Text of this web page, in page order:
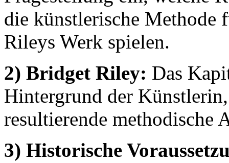
die künstlerische Methode
Rileys Werk spielen.
2) Bridget Riley: Das
Hintergrund der
resultierende methodische
3) Historische